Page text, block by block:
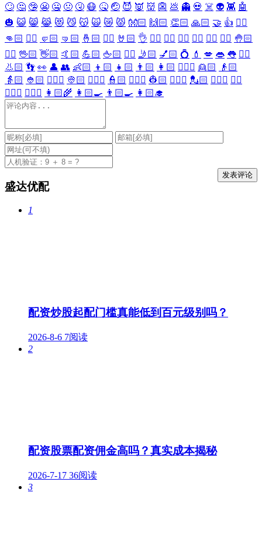
🙄 🤔 🤥 😬 🤐 🤢 🤧 😷 🤒 🤕 😈 👿 👹 👺 💩 👻 💀 ☠️ 👽 👾 🤖
🎃 😺 😸 😹 😻 😼 😽 🙀 😿 😾 👐🏻 🙌🏻 👏🏻 🙏🏻 🤝 👍 👎🏻
👊🏻 ✊🏻 🤛🏻 🤜🏻 🤞🏻 ✌🏻 🤘🏻 👌 👈🏻 👉🏻 👆🏻 👇🏻 ☝🏻 ✋🏻 🤚🏻
🖐🏻 🖖🏻 👋🏻 🤙🏻 💪🏻 🖕🏻 ✍🏻 🤳🏻 💅🏻 💍 💄 💋 👄 👅 👂🏻
👃🏻 👣 👀 👤 👥 👶🏻 👦🏻 👧🏻 👨🏻 👩🏻 👱🏻‍♀️ 👱🏻
👴🏻
👵🏻 👲🏻 👳🏻‍♀️ 👳🏻 👮🏻‍♀️ 👮🏻 👷🏻‍♀️ 👷🏻 💂🏻‍♀️ 💂🏻 🕵🏻‍♀️ 🕵🏻
👩🏻‍⚕️ 👨🏻‍⚕️ 👩🏻‍🌾 👩🏻‍🍳 👨🏻‍🍳 👩🏻‍🎓
盛达优配
1
配资炒股起配门槛真能低到百元级别吗？
2026-8-6 7阅读
2
配资股票配资佣金高吗？真实成本揭秘
2026-7-17 36阅读
3